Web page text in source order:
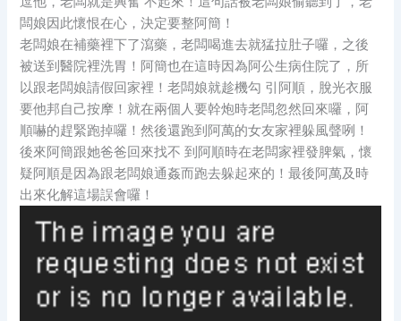
闆娘因此懷恨在心，決定要整阿簡！
老闆娘在補藥裡下了瀉藥，老闆喝進去就猛拉肚子囉，之後
被送到醫院裡洗胃！阿簡也在這時因為阿公生病住院了，所
以跟老闆娘請假回家裡！老闆娘就趁機勾 引阿順，脫光衣服
要他邦自己按摩！就在兩個人要幹炮時老闆忽然回來囉，阿
順嚇的趕緊跑掉囉！然後還跑到阿萬的女友家裡躲風聲咧！
後來阿簡跟她爸爸回來找不 到阿順時在老闆家裡發脾氣，懷
疑阿順是因為跟老闆娘通姦而跑去躲起來的！最後阿萬及時
出來化解這場誤會囉！